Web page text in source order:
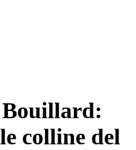
Bouillard:
colline del